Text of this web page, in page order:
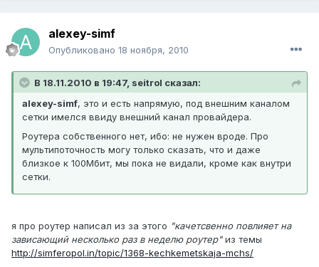
alexey-simf
Опубликовано 18 ноября, 2010
В 18.11.2010 в 19:47, seitrol сказал:
alexey-simf, это и есть напрямую, под внешним каналом
сетки имелся ввиду внешний канал провайдера.
Роутера собственного нет, ибо: не нужен вроде. Про
мультипоточность могу только сказать, что и даже
близкое к 100Мбит, мы пока не видали, кроме как внутри
сетки.
я про роутер написал из за этого "качетсвенно повлияет на
зависающий несколько раз в неделю роутер"из темы
http://simferopol.in/topic/1368-kechkemetskaja-mchs/